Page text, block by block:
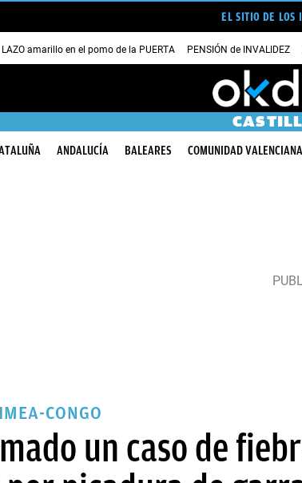
EL SITIO DE LOS
LAZO amarillo en el pomo de la PUERTA PENSIÓN de INVALIDEZ
ANDALUCÍA BALEARES COMUNIDAD VALENCIANA
CONGO
un caso de